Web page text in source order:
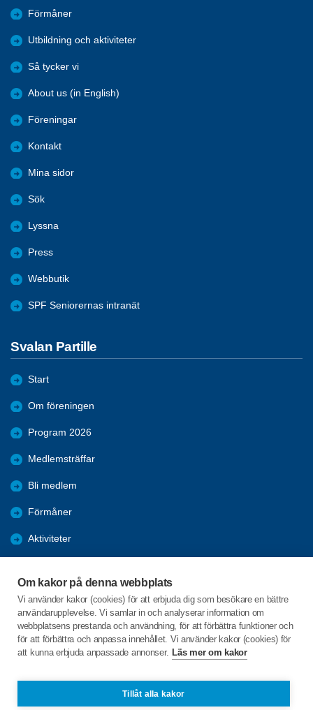
Om kakor på denna webbplats
Vi använder kakor (cookies) för att erbjuda dig som besökare en bättre
användarupplevelse. Vi samlar in och analyserar information om
webbplatsens prestanda och användning, för att förbättra funktioner och
för att förbättra och anpassa innehållet. Vi använder kakor (cookies) för
att kunna erbjuda anpassade annonser. Läs mer om kakor
Tillåt alla kakor
Förmåner
Utbildning och aktiviteter
Så tycker vi
About us (in English)
Föreningar
Kontakt
Mina sidor
Sök
Lyssna
Press
Webbutik
SPF Seniorernas intranät
Svalan Partille
Start
Om föreningen
Program 2026
Medlemsträffar
Bli medlem
Förmåner
Aktiviteter
Mer att läsa
Bildgalleri
C/o:Studieförbundet Vuxenskolan